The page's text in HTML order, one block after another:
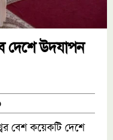
দেশে উদযাপন
বেশ কয়েকটি দেশে